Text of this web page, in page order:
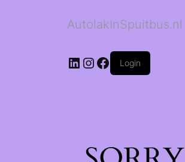
AutolakInSpuitbus.nl
LinkedIn
Instagram
Facebook
Login